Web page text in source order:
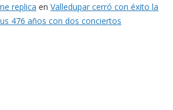
replica en Valledupar cerró con éxito la
476 años con dos conciertos